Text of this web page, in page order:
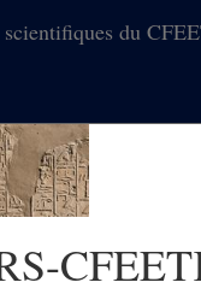
du